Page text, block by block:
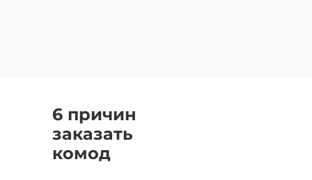
6 причин
заказать
комод